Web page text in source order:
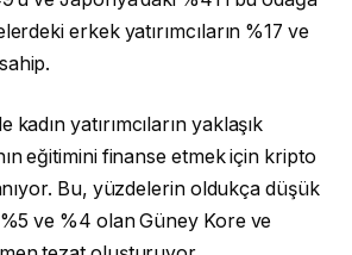
erkek yatırımcıların %17 ve
kadın yatırımcıların yaklaşık
eğitimini finanse etmek için kripto
Bu, yüzdelerin oldukça düşük
ve %4 olan Güney Kore ve